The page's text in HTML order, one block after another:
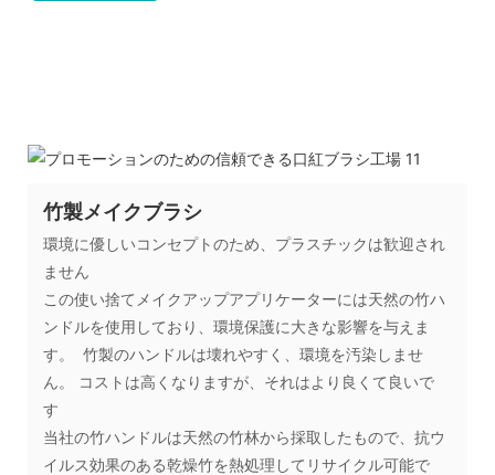
竹製メイクブラシ
環境に優しいコンセプトのため、プラスチックは歓迎され
ません
この使い捨てメイクアップアプリケーターには天然の竹ハ
ンドルを使用しており、環境保護に大きな影響を与えま
す。 竹製のハンドルは壊れやすく、環境を汚染しませ
ん。 コストは高くなりますが、それはより良くて良いで
す
当社の竹ハンドルは天然の竹林から採取したもので、抗ウ
イルス効果のある乾燥竹を熱処理してリサイクル可能で